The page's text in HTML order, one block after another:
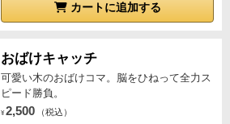
カートに追加する
おばけキャッチ
可愛い木のおばけコマ。脳をひねって全力ス
ピード勝負。
¥ 2,500 （税込）